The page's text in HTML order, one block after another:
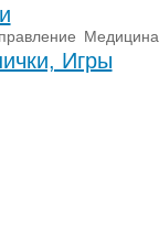
Медицина
Игры